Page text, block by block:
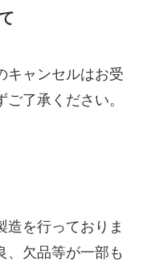
キャンセルはお受
了承ください。
造を行っておりま
、欠品等が一部も